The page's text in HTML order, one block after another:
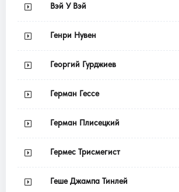
Вэй У Вэй
Генри Нувен
Георгий Гурджиев
Герман Гессе
Герман Плисецкий
Гермес Трисмегист
Геше Джампа Тинлей